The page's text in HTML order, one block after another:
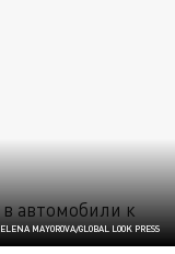
ELENA MAYOROVA/GLOBAL LOOK PRESS